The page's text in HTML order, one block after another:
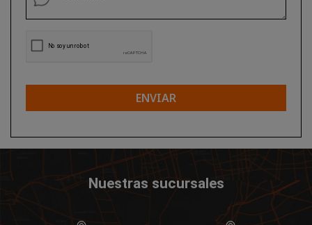
ENVIAR
Nuestras sucursales